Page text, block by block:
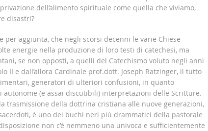
dell’alimento spirituale come quella che viviamo,
disastri?
per aggiunta, che negli scorsi decenni le varie Chiese
energie nella produzione di loro testi di catechesi, ma
se non opposti, a quelli del Catechismo voluto negli anni
II e dall’allora Cardinale prof.dott. Joseph Ratzinger, il tutto
generatori di ulteriori confusioni, in quanto
(e assai discutibili) interpretazioni delle Scritture.
trasmissione della dottrina cristiana alle nuove generazioni,
è uno dei buchi neri più drammatici della pastorale
non c’è nemmeno una univoca e sufficientemente